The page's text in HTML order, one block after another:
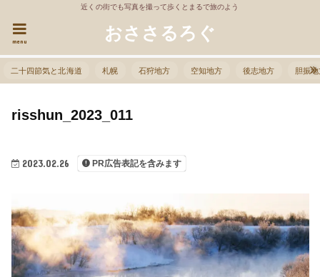
近くの街でも写真を撮って歩くとまるで旅のよう
おささるろぐ
menu
二十四節気と北海道 札幌 石狩地方 空知地方 後志地方 胆振
2023.02.26 PR広告表記を含みます
risshun_2023_011